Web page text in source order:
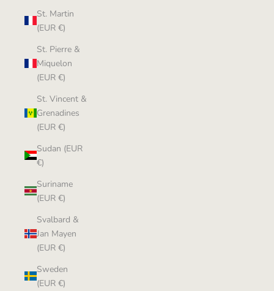
St. Martin
(EUR €)
St. Pierre &
Miquelon
(EUR €)
St. Vincent &
Grenadines
(EUR €)
Sudan (EUR
€)
Suriname
(EUR €)
Svalbard &
Jan Mayen
(EUR €)
Sweden
(EUR €)